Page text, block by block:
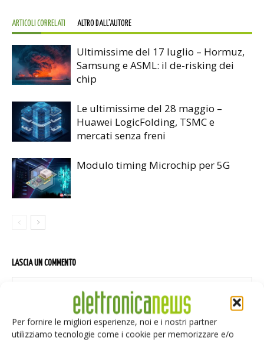
Per fornire le migliori esperienze, noi e i nostri partner
utilizziamo tecnologie come i cookie per memorizzare e/o
ARTICOLI CORRELATI ALTRO DALL'AUTORE
Ultimissime del 17 luglio – Hormuz,
Samsung e ASML: il de-risking dei
chip
Le ultimissime del 28 maggio –
Huawei LogicFolding, TSMC e
mercati senza freni
Modulo timing Microchip per 5G
LASCIA UN COMMENTO